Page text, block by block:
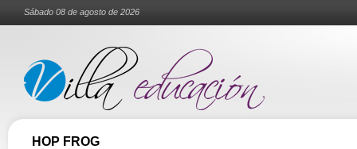
Sábado 08 de agosto de 2026
HOP FROG